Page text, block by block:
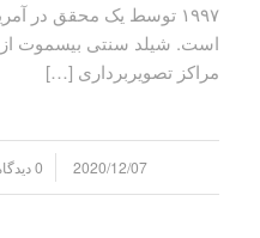
۱۹۹۷ توسط یک محقق در
مراکز تصویربرداری […]
2020/12/07
/ 0 دیدگاه